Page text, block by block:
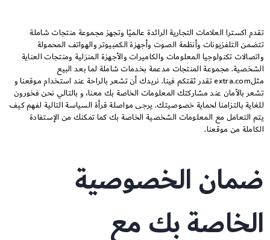
تقدم اكسترا العلامات التجارية الرائدة عالميًا وتجهز مجموعة منتجات شاملة
تتضمن التلفزيونات وأنظمة الصوت وأجهزة الكمبيوتر والهواتف المحمولة
واتصالات تكنولوجيا المعلومات والكاميرات والأجهزة المنزلية ومنتجات العناية
الشخصية. مجموعة المنتجات مدعمة بخدمات شاملة لما بعد البيع
مثلextra.com تقدر ثقتكم فينا. نريدك أن تشعر بالراحة عند استخدام موقعنا و
تشعر بالأمان عند مشاركتك المعلومات الخاصة بك معنا، و بالتالي نحن فخورون
للغاية بالتزامنا لحماية خصوصيتك. يرجى مواصلة قرأة السياسة التالية لفهم كيف
يتم التعامل مع المعلومات الشخصية الخاصة بك كما تمكنك من الإستفادة
الكاملة من موقعنا.
ضمان الخصوصية
الخاصة بك مع